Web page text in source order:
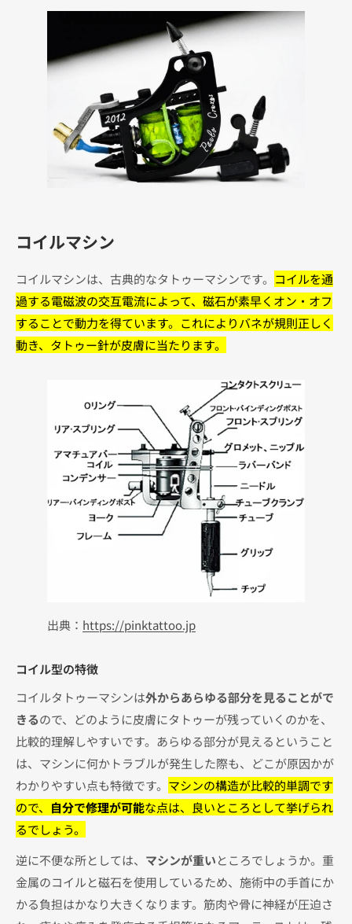
コイルマシン
コイルマシンは、古典的なタトゥーマシンです。 コイルを通
過する電磁波の交互電流によって、磁石が素早くオン・オフ
することで動力を得ています。これによりバネが規則正しく
動き、タトゥー針が皮膚に当たります。
出典： https://pinktattoo.jp
コイル型の特徴
コイルタトゥーマシンは外からあらゆる部分を見ることがで
きるので、どのように皮膚にタトゥーが残っていくのかを、
比較的理解しやすいです。あらゆる部分が見えるということ
は、マシンに何かトラブルが発生した際も、どこが原因かが
わかりやすい点も特徴です。 マシンの構造が比較的単調です
ので、 自分で修理が可能な点は、良いところとして挙げられ
るでしょう。
逆に不便な所としては、 マシンが重いところでしょうか。重
金属のコイルと磁石を使用しているため、施術中の手首にか
かる負担はかなり大きくなります。筋肉や骨に神経が圧迫さ